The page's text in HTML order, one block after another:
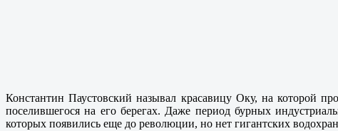
Константин Паустовский называл красавицу Оку, на которой
поселившегося на его берегах. Даже период бурных
которых появились еще до революции, но нет гигантских